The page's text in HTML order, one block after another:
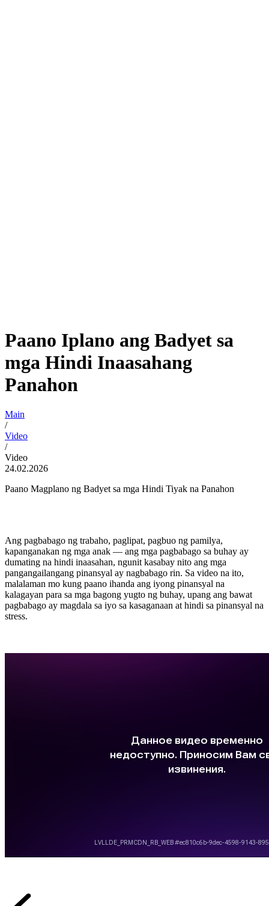
Paano Iplano ang Badyet sa
mga Hindi Inaasahang
Panahon
Main
/
Video
/
Video
24.02.2026
Paano Magplano ng Badyet sa mga Hindi Tiyak na Panahon
Ang pagbabago ng trabaho, paglipat, pagbuo ng pamilya,
kapanganakan ng mga anak — ang mga pagbabago sa buhay ay
dumating na hindi inaasahan, ngunit kasabay nito ang mga
pangangailangang pinansyal ay nagbabago rin. Sa video na ito,
malalaman mo kung paano ihanda ang iyong pinansyal na
kalagayan para sa mga bagong yugto ng buhay, upang ang bawat
pagbabago ay magdala sa iyo sa kasaganaan at hindi sa pinansyal na
stress.